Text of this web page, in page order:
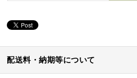
配送料・納期等について